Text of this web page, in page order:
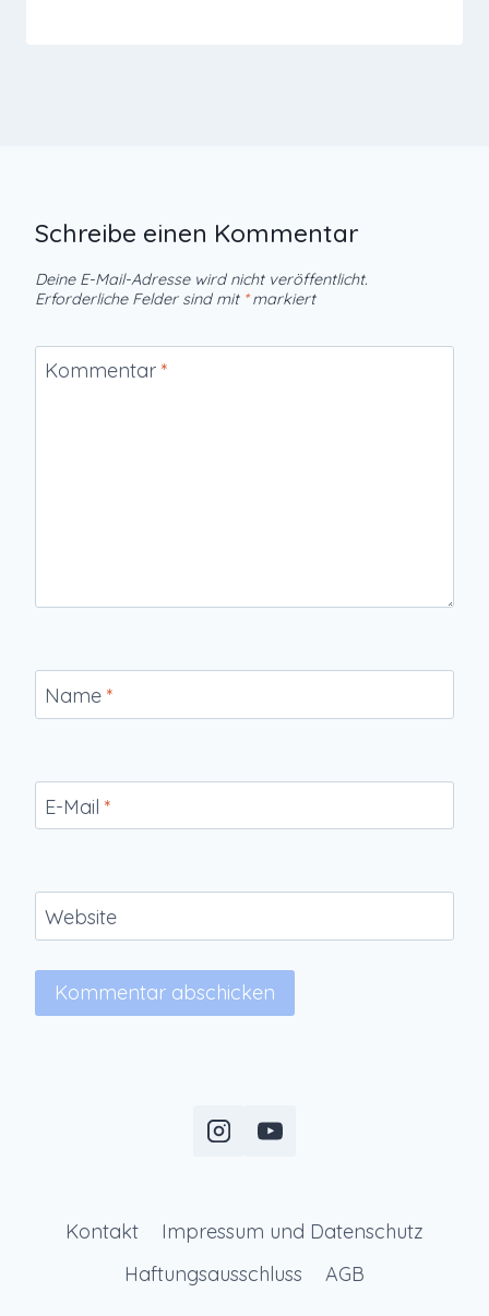
Schreibe einen Kommentar
Deine E-Mail-Adresse wird nicht veröffentlicht.
Erforderliche Felder sind mit *markiert
Kommentar *
Name *
E-Mail *
Website
Kontakt
Impressum und Datenschutz
Haftungsausschluss
AGB